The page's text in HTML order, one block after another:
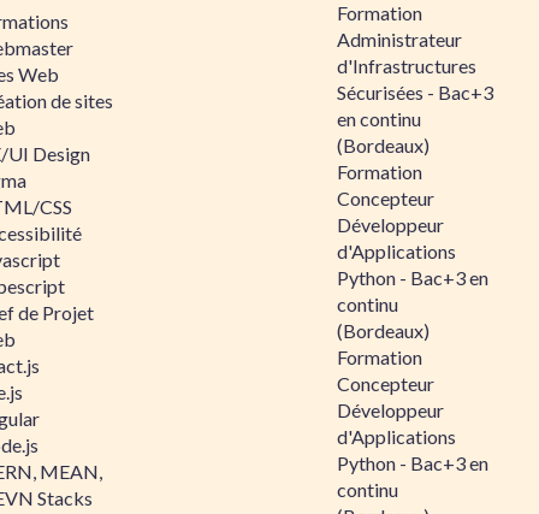
Web
de sites
UI Design
CSS
de Projet
MEAN,
Stacks
Formation
Administrateur
d'Infrastructures
Sécurisées - Bac+3
en continu
(Bordeaux)
Formation
Concepteur
Développeur
d'Applications
Python - Bac+3 en
continu
(Bordeaux)
Formation
Concepteur
Développeur
d'Applications
Python - Bac+3 en
continu